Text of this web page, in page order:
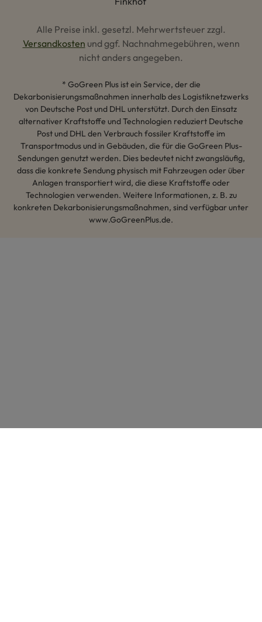
Alle Preise inkl. gesetzl. Mehrwertsteuer zzgl.
Versandkosten und ggf. Nachnahmegebühren, wenn
nicht anders angegeben.
* GoGreen Plus ist ein Service, der die
Dekarbonisierungsmaßnahmen innerhalb des Logistiknetzwerks
von Deutsche Post und DHL unterstützt. Durch den Einsatz
alternativer Kraftstoffe und Technologien reduziert Deutsche
Post und DHL den Verbrauch fossiler Kraftstoffe im
Transportmodus und in Gebäuden, die für die GoGreen Plus-
Sendungen genutzt werden. Dies bedeutet nicht zwangsläufig,
dass die konkrete Sendung physisch mit Fahrzeugen oder über
Anlagen transportiert wird, die diese Kraftstoffe oder
Technologien verwenden. Weitere Informationen, z. B. zu
konkreten Dekarbonisierungsmaßnahmen, sind verfügbar unter
www.GoGreenPlus.de.